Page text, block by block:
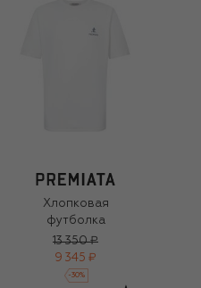
Хлопковая
футболка
13 350 ₽
9 345 ₽
-30%